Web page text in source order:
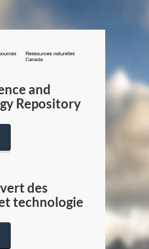
/
Canada
and
Repository
des
technologie